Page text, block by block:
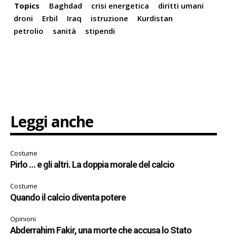
Topics Baghdad crisi energetica
diritti umani
droni
Erbil Iraq istruzione
Kurdistan
petrolio
sanità stipendi
Leggi anche
Costume
Pirlo … e gli altri. La doppia morale del calcio
Costume
Quando il calcio diventa potere
Opinioni
Abderrahim Fakir, una morte che accusa lo Stato